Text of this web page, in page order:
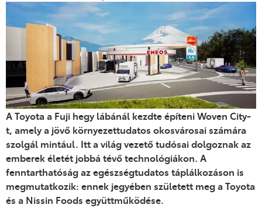
A Toyota a Fuji hegy lábánál kezdte építeni Woven City-
t, amely a jövő környezettudatos okosvárosai számára
szolgál mintául. Itt a világ vezető tudósai dolgoznak az
emberek életét jobbá tévő technológiákon. A
fenntarthatóság az egészségtudatos táplálkozáson is
megmutatkozik: ennek jegyében született meg a Toyota
és a Nissin Foods együttműködése.